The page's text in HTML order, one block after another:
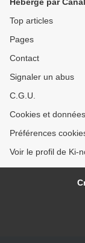
Top articles
Pages
Contact
Signaler un abus
C.G.U.
Cookies et
Préférences
Voir le profil de Ki-